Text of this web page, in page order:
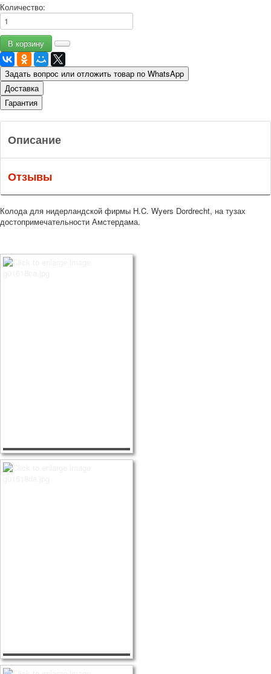
Количество:
Задать вопрос или отложить товар по WhatsApp
Доставка
Гарантия
Описание
Отзывы
Колода для нидерландской фирмы H.C. Wyers Dordrecht, на тузах
достопримечательности Амстердама.